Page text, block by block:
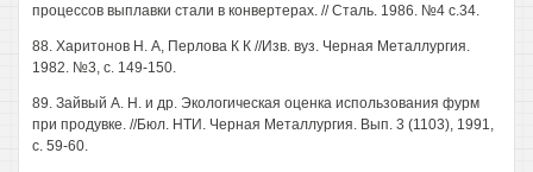
процессов выплавки стали в конвертерах. // Сталь. 1986. №4 с.34.
88. Харитонов Н. А, Перлова К К //Изв. вуз. Черная Металлургия.
1982. №3, с. 149-150.
89. Зайвый А. Н. и др. Экологическая оценка использования фурм
при продувке. //Бюл. НТИ. Черная Металлургия. Вып. 3 (1103), 1991,
с. 59-60.